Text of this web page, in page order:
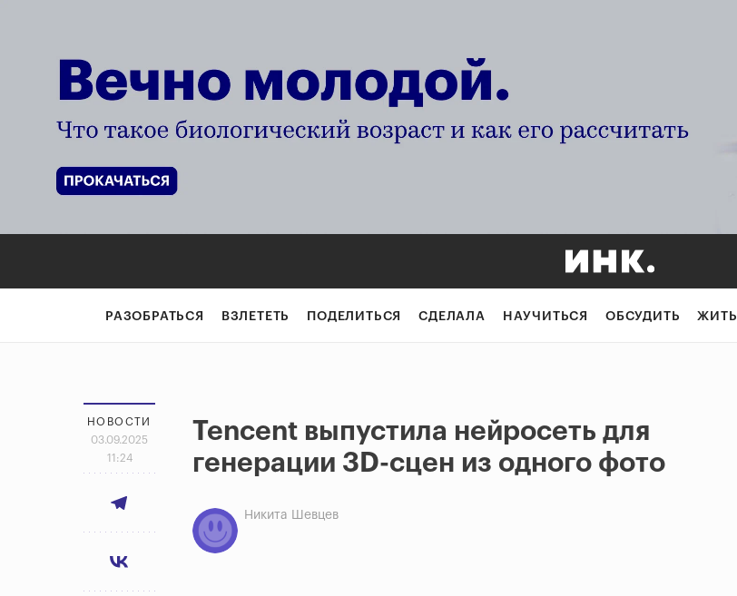
РАЗОБРАТЬСЯ ВЗЛЕТЕТЬ ПОДЕЛИТЬСЯ СДЕЛАЛА НАУЧИТЬСЯ ОБСУДИТЬ ЖИТЬ
НОВОСТИ
03.09.2025
11:24
Tencent выпустила нейросеть для
генерации 3D-сцен из одного фото
Никита Шевцев